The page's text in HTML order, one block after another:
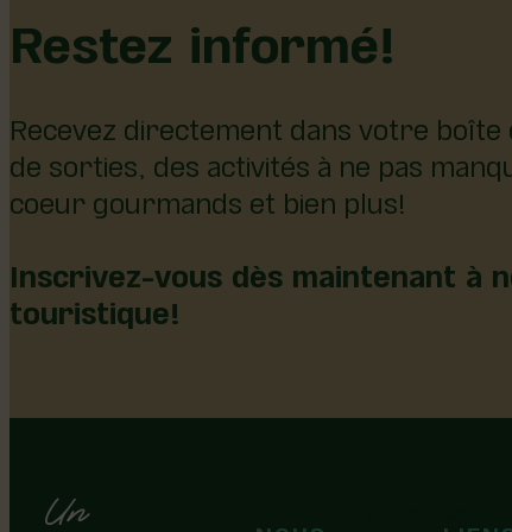
Restez informé!
Recevez directement dans votre
de sorties, des activités à ne pas
coeur gourmands et bien plus!
Inscrivez-vous dès maintenant à
touristique!